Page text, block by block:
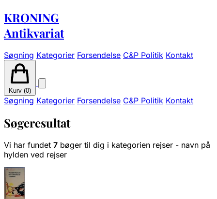
KRONING
Antikvariat
Søgning Kategorier Forsendelse C&P Politik Kontakt
Kurv (0)
Søgning Kategorier Forsendelse C&P Politik Kontakt
Søgeresultat
Vi har fundet 7 bøger til dig i kategorien rejser - navn på
hylden ved rejser